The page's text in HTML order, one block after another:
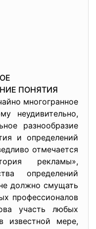
ПОНЯТИЯ
многогранное
неудивительно,
разнообразие
и определений
отмечается
рекламы»,
определений
должно смущать
профессионалов
участь любых
известной мере,